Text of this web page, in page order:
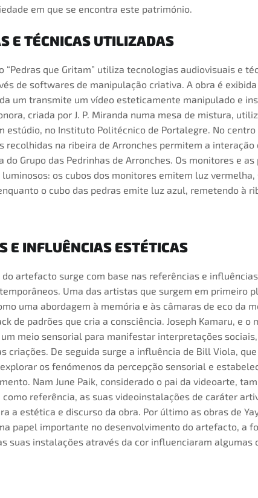
em que se encontra este património.
E TÉCNICAS UTILIZADAS
“Pedras que Gritam” utiliza tecnologias audiovisuais e
de softwares de manipulação criativa. A obra é
um transmite um vídeo esteticamente manipulado e
criada por J. P. Miranda numa mesa de mistura,
estúdio, no Instituto Politécnico de Portalegre. No
recolhidas na ribeira de Arronches permitem a interação
do Grupo das Pedrinhas de Arronches. Os monitores e
os cubos dos monitores emitem luz vermelha,
o cubo das pedras emite luz azul, remetendo à
E INFLUÊNCIAS ESTÉTICAS
artefacto surge com base nas referências e
Uma das artistas que surgem em primeiro
uma abordagem à memória e às câmaras de eco da
de padrões que cria a consciência. Joseph Kamaru, e o
meio sensorial para manifestar interpretações
criações. De seguida surge a influência de Bill Viola,
os fenómenos da percepção sensorial e
Nam June Paik, considerado o pai da videoarte,
como referência, as suas videoinstalações de caráter
a estética e discurso da obra. Por último as obras de
papel importante no desenvolvimento do artefacto, a
suas instalações através da cor influenciaram algumas